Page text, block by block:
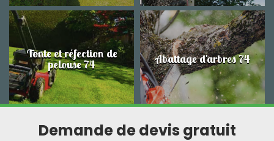
Tonte et réfection de
pelouse 74 Abattage d'arbres 74
Demande de devis gratuit